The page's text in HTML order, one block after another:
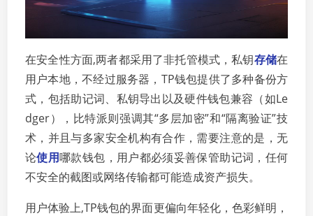
在安全性方面,两者都采用了非托管模式，私钥存储在
用户本地，不经过服务器，TP钱包提供了多种备份方
式，包括助记词、私钥导出以及硬件钱包兼容（如Le
dger），比特派则强调其“多层加密”和“隔离验证”技
术，并且与多家安全机构有合作，需要注意的是，无
论使用哪款钱包，用户都必须妥善保管助记词，任何
不安全的截图或网络传输都可能造成资产损失。
用户体验上,TP钱包的界面更偏向年轻化，色彩鲜明，